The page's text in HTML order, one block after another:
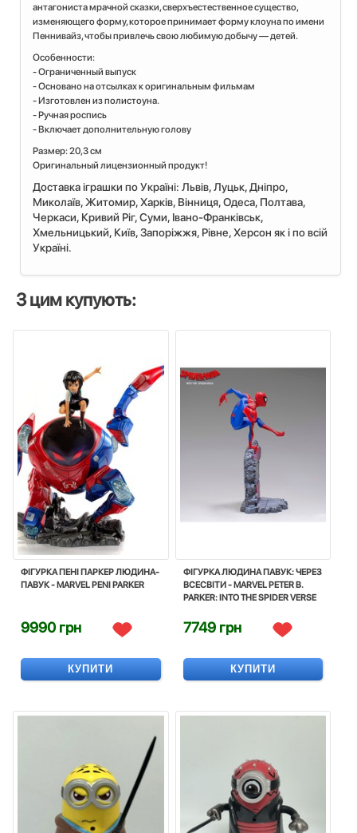
антагониста мрачной сказки, сверхъестественное существо,
изменяющего форму, которое принимает форму клоуна по имени
Пеннивайз, чтобы привлечь свою любимую добычу — детей.
Особенности:
- Ограниченный выпуск
- Основано на отсылках к оригинальным фильмам
- Изготовлен из полистоуна.
- Ручная роспись
- Включает дополнительную голову
Размер: 20,3 см
Оригинальный лицензионный продукт!
Доставка іграшки по Україні: Львiв, Луцьк, Дніпро,
Миколаїв, Житомир, Харків, Вінниця, Одеса, Полтава,
Черкаси, Кривий Ріг, Суми, Івано-Франківськ,
Хмельницький, Київ, Запоріжжя, Рівне, Херсон як і по всій
Україні.
З цим купують:
ФІГУРКА ПЕНІ ПАРКЕР ЛЮДИНА-
ПАВУК - MARVEL PENI PARKER
9990 грн
КУПИТИ
ФІГУРКА ЛЮДИНА ПАВУК: ЧЕРЕЗ
ВСЕСВІТИ - MARVEL PETER B.
PARKER: INTO THE SPIDER VERSE
7749 грн
КУПИТИ